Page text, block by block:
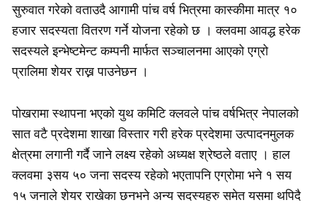
सुरुवात गरेको वताउदै आगामी पांच वर्ष भित्रमा कास्कीमा मात्र १०
हजार सदस्यता वितरण गर्ने योजना रहेको छ । क्लवमा आवद्ध हरेक
सदस्यले इन्भेष्टमेन्ट कम्पनी मार्फत सञ्चालनमा आएको एग्रो
प्रालिमा शेयर राख्न पाउनेछन ।
पोखरामा स्थापना भएको युथ कमिटि क्लवले पांच वर्षभित्र नेपालको
सात वटै प्रदेशमा शाखा विस्तार गरी हरेक प्रदेशमा उत्पादनमुलक
क्षेत्रमा लगानी गर्दै जाने लक्ष्य रहेको अध्यक्ष श्रेष्ठले वताए । हाल
क्लवमा ३सय ५० जना सदस्य रहेको भएतापनि एग्रोमा भने १ सय
१५ जनाले शेयर राखेका छनभने अन्य सदस्यहरु समेत यसमा थपिदै